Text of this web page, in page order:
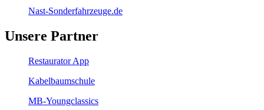
Nast-Sonderfahrzeuge.de
Unsere Partner
Restaurator App
Kabelbaumschule
MB-Youngclassics